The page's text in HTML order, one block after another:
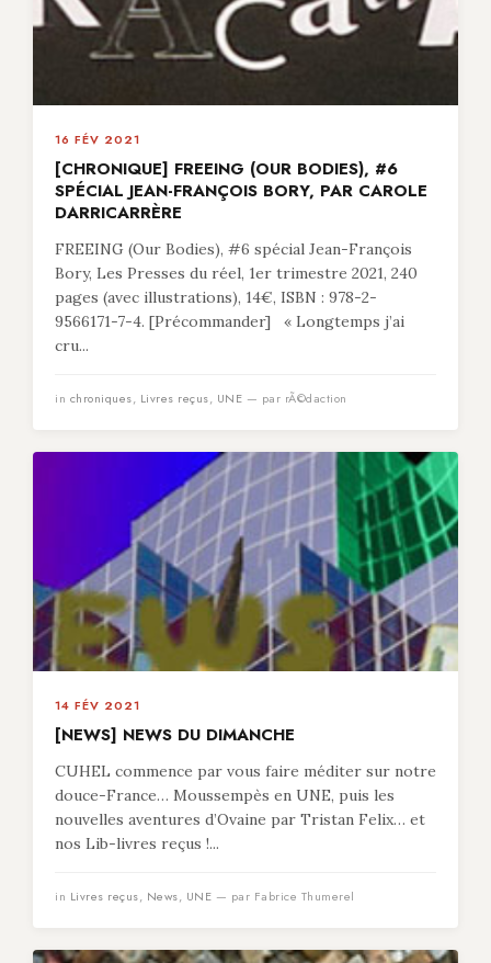
16 FÉV 2021
[CHRONIQUE] FREEING (OUR BODIES), #6
SPÉCIAL JEAN-FRANÇOIS BORY, PAR CAROLE
DARRICARRÈRE
FREEING (Our Bodies), #6 spécial Jean-François
Bory, Les Presses du réel, 1er trimestre 2021, 240
pages (avec illustrations), 14€, ISBN : 978-2-
9566171-7-4. [Précommander] « Longtemps j’ai
cru...
in chroniques, Livres reçus, UNE — par rÃ©daction
14 FÉV 2021
[NEWS] NEWS DU DIMANCHE
CUHEL commence par vous faire méditer sur notre
douce-France… Moussempès en UNE, puis les
nouvelles aventures d’Ovaine par Tristan Felix… et
nos Lib-livres reçus !...
in Livres reçus, News, UNE — par Fabrice Thumerel